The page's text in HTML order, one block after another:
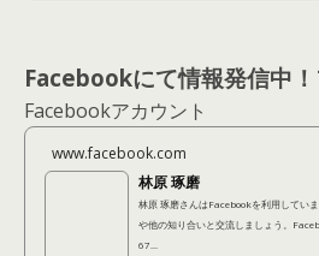
Facebookにて情報発信中！
Facebookアカウント
www.facebook.com
林原 琢磨
林原 琢磨さんはFacebookを利用してい
や他の知り合いと交流しましょう。
67...